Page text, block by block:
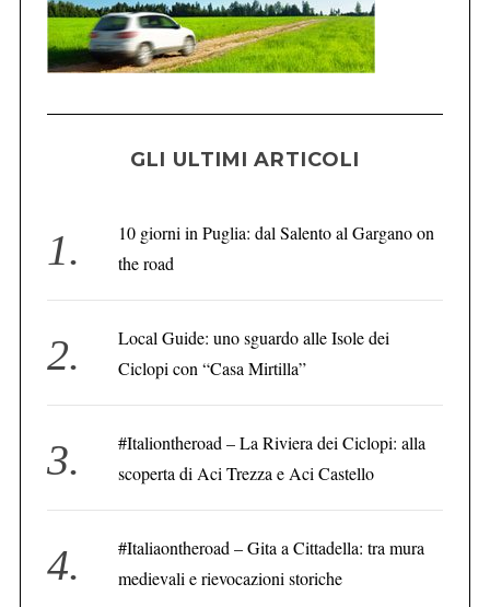
GLI ULTIMI ARTICOLI
10 giorni in Puglia: dal Salento al Gargano on
the road
Local Guide: uno sguardo alle Isole dei
Ciclopi con “Casa Mirtilla”
#Italiontheroad – La Riviera dei Ciclopi: alla
scoperta di Aci Trezza e Aci Castello
#Italiaontheroad – Gita a Cittadella: tra mura
medievali e rievocazioni storiche
e